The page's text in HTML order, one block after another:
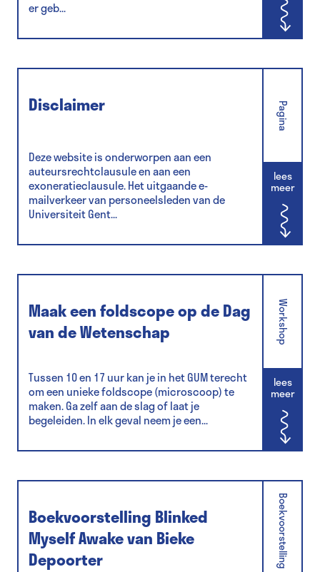
er geb...
Disclaimer
Deze website is onderworpen aan een
auteursrechtclausule en aan een
exoneratieclausule. Het uitgaande e-
mailverkeer van personeelsleden van de
Universiteit Gent...
Pagina
lees
meer
Maak een foldscope op de Dag
van de Wetenschap
Tussen 10 en 17 uur kan je in het GUM terecht
om een unieke foldscope (microscoop) te
maken. Ga zelf aan de slag of laat je
begeleiden. In elk geval neem je een...
Workshop
lees
meer
Boekvoorstelling Blinked
Myself Awake van Bieke
Depoorter
Boekvoorstelling